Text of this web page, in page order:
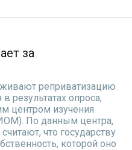
за
реприватизацию
результатах опроса,
центром изучения
По данным центра,
что государству
которой оно